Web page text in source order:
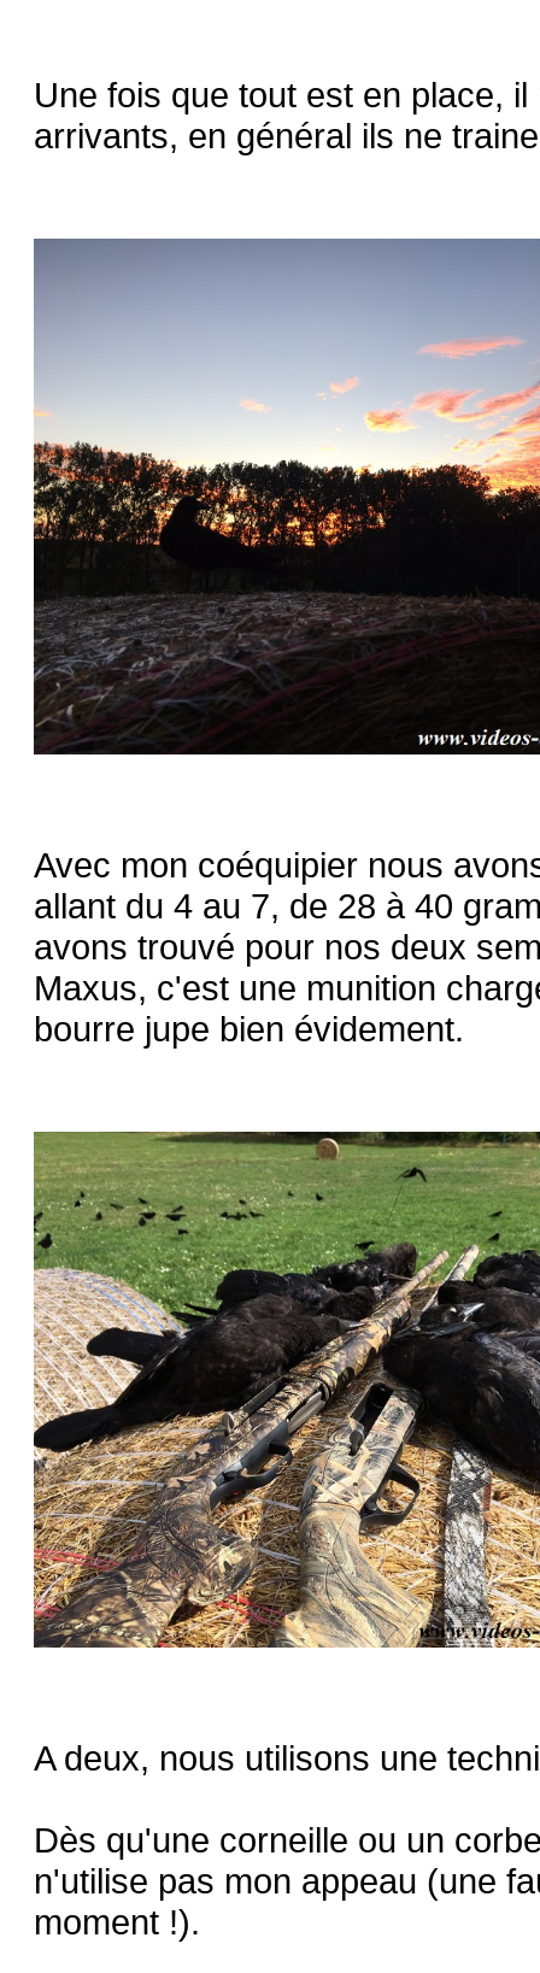
Une fois que tout est en place,
arrivants, en général ils ne
Avec mon coéquipier nous
allant du 4 au 7, de 28 à 40
avons trouvé pour nos deux
Maxus, c'est une munition
bourre jupe bien évidement.
A deux, nous utilisons une
Dès qu'une corneille ou un
n'utilise pas mon appeau (une
moment !).